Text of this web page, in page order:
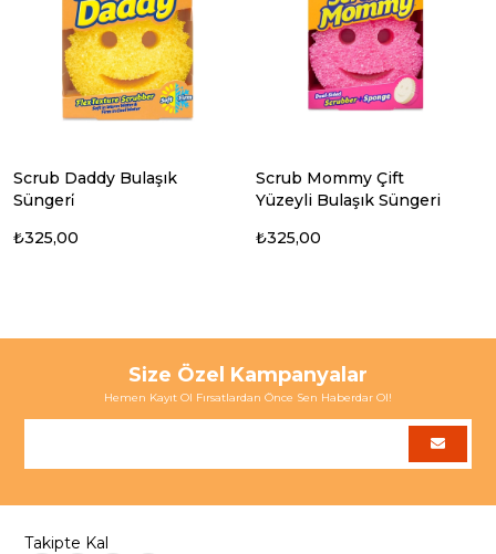
Scrub Daddy Bulaşık
Süngeri̇
₺325,00
Scrub Mommy Çift
Yüzeyli Bulaşık Süngeri
₺325,00
Size Özel Kampanyalar
Hemen Kayıt Ol Fırsatlardan Önce Sen Haberdar Ol!
Takipte Kal